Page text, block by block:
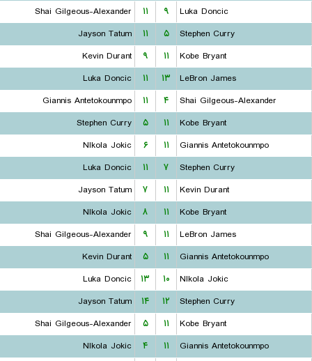
Shai Gilgeous-Alexander
۱۱ ۹
Luka Doncic
Jayson Tatum
۱۱ ۵
Stephen Curry
Kevin Durant
۹ ۱۱
Kobe Bryant
Luka Doncic
۱۱ ۱۳
LeBron James
Giannis Antetokounmpo
۱۱ ۴
Shai Gilgeous-Alexander
Stephen Curry
۵ ۱۱
Kobe Bryant
NIkola Jokic
۶ ۱۱
Giannis Antetokounmpo
Luka Doncic
۱۱ ۷
Stephen Curry
Jayson Tatum
۷ ۱۱
Kevin Durant
NIkola Jokic
۸ ۱۱
Kobe Bryant
Shai Gilgeous-Alexander
۹ ۱۱
LeBron James
Kevin Durant
۵ ۱۱
Giannis Antetokounmpo
Luka Doncic
۱۳ ۱۰
NIkola Jokic
Jayson Tatum
۱۴ ۱۲
Stephen Curry
Shai Gilgeous-Alexander
۵ ۱۱
Kobe Bryant
NIkola Jokic
۴ ۱۱
Giannis Antetokounmpo